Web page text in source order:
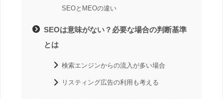
SEOとMEOの違い
SEOは意味がない？必要な場合の判断基準
とは
検索エンジンからの流入が多い場合
リスティング広告の利用も考える